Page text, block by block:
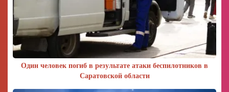
Один человек погиб в результате атаки беспилотников в
Саратовской области